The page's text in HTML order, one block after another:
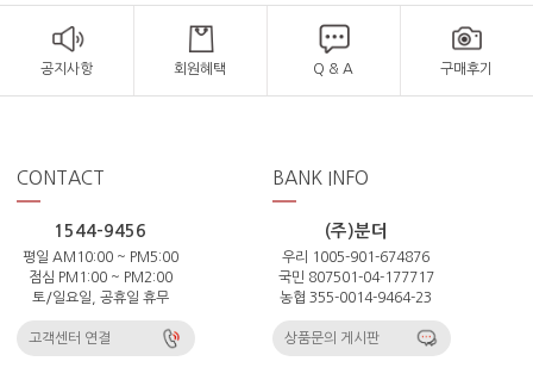
공지사항 회원혜택 Q & A 구매후기
CONTACT
1544-9456
평일 AM10:00 ~ PM5:00
점심 PM1:00 ~ PM2:00
토/일요일, 공휴일 휴무
고객센터 연결
BANK INFO
(주)분더
우리 1005-901-674876
국민 807501-04-177717
농협 355-0014-9464-23
상품문의 게시판